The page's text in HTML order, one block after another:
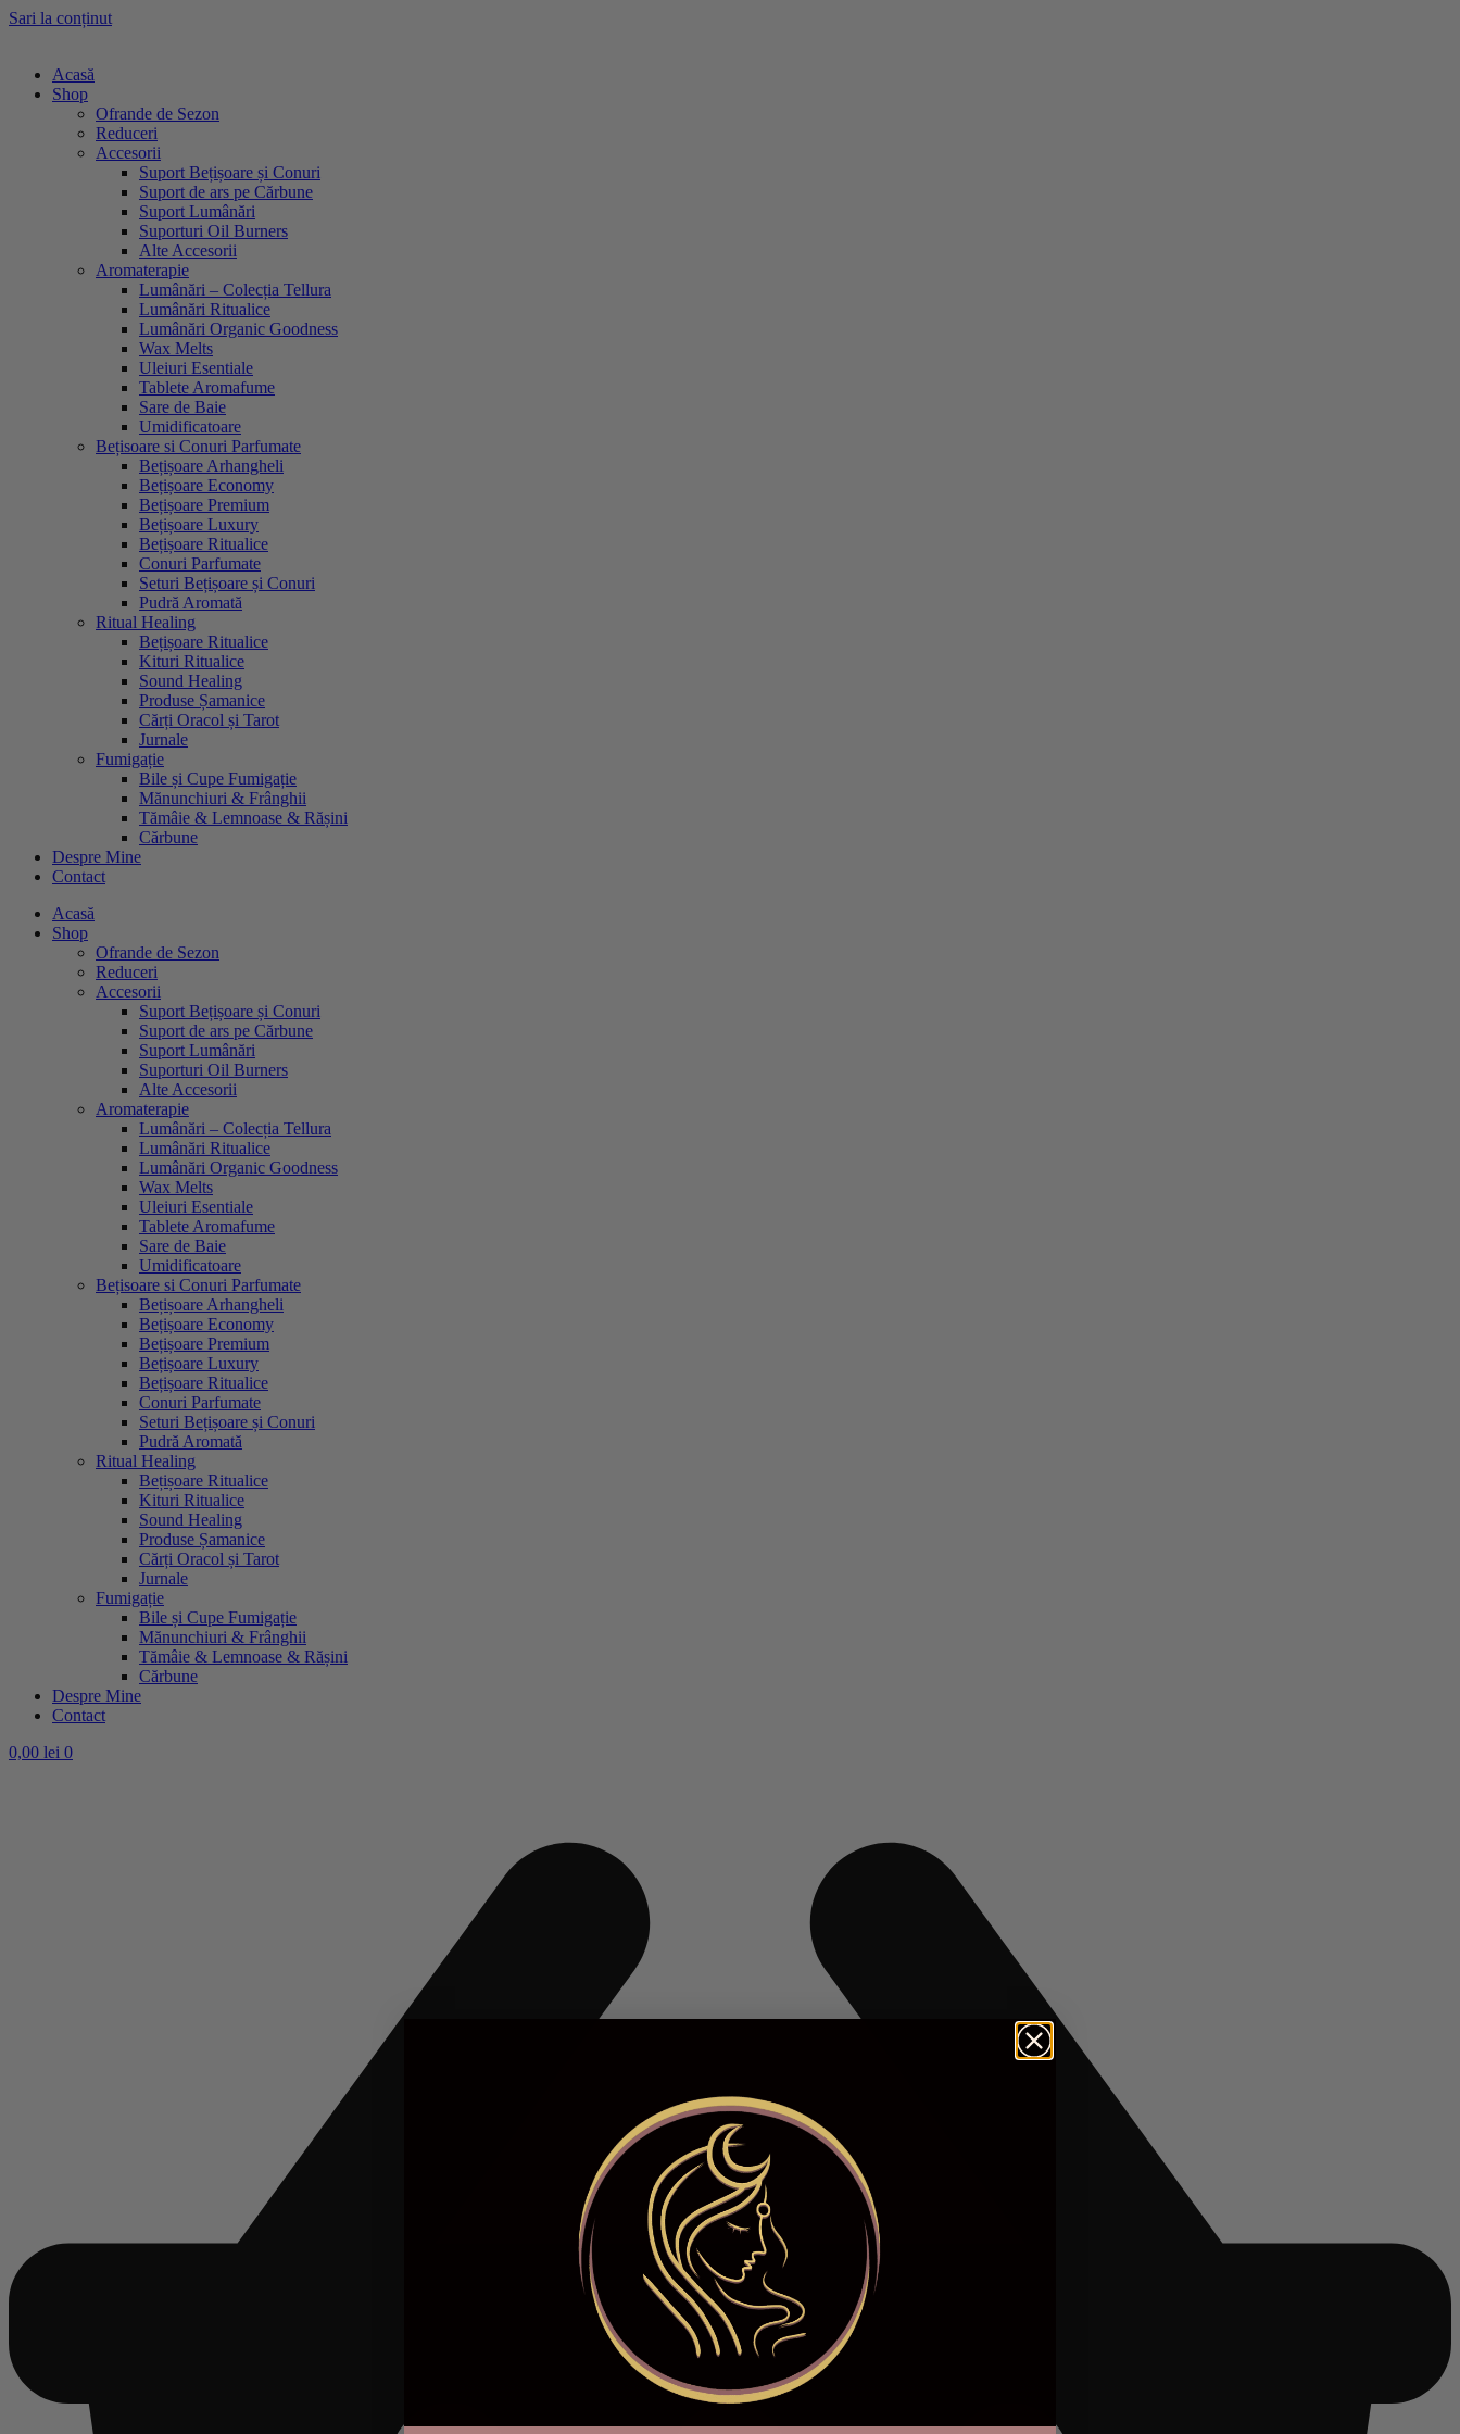
Sari la conținut
Acasă
Shop
Ofrande de Sezon
Reduceri
Accesorii
Suport Bețișoare și Conuri
Suport de ars pe Cărbune
Suport Lumânări
Suporturi Oil Burners
Alte Accesorii
Aromaterapie
Lumânări – Colecția Tellura
Lumânări Ritualice
Lumânări Organic Goodness
Wax Melts
Uleiuri Esentiale
Tablete Aromafume
Sare de Baie
Umidificatoare
Bețisoare si Conuri Parfumate
Bețișoare Arhangheli
Bețișoare Economy
Bețișoare Premium
Bețișoare Luxury
Bețișoare Ritualice
Conuri Parfumate
Seturi Bețișoare și Conuri
Pudră Aromată
Ritual Healing
Bețișoare Ritualice
Kituri Ritualice
Sound Healing
Produse Șamanice
Cărți Oracol și Tarot
Jurnale
Fumigație
Bile și Cupe Fumigație
Mănunchiuri & Frânghii
Tămâie & Lemnoase & Rășini
Cărbune
Despre Mine
Contact
Acasă
Shop
Ofrande de Sezon
Reduceri
Accesorii
Suport Bețișoare și Conuri
Suport de ars pe Cărbune
Suport Lumânări
Suporturi Oil Burners
Alte Accesorii
Aromaterapie
Lumânări – Colecția Tellura
Lumânări Ritualice
Lumânări Organic Goodness
Wax Melts
Uleiuri Esentiale
Tablete Aromafume
Sare de Baie
Umidificatoare
Bețisoare si Conuri Parfumate
Bețișoare Arhangheli
Bețișoare Economy
Bețișoare Premium
Bețișoare Luxury
Bețișoare Ritualice
Conuri Parfumate
Seturi Bețișoare și Conuri
Pudră Aromată
Ritual Healing
Bețișoare Ritualice
Kituri Ritualice
Sound Healing
Produse Șamanice
Cărți Oracol și Tarot
Jurnale
Fumigație
Bile și Cupe Fumigație
Mănunchiuri & Frânghii
Tămâie & Lemnoase & Rășini
Cărbune
Despre Mine
Contact
0,00 lei 0